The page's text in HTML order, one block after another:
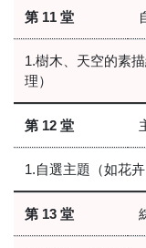
第 11 堂
1.樹木、天空的素
理）
第 12 堂
1.自選主題（如花
第 13 堂